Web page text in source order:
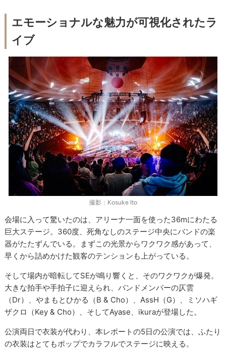
エモーショナルな魅力が可視化されたラ
イブ
撮影：Kosuke Ito
会場に入って驚いたのは、アリーナ一面を使った36mにわたる
巨大ステージ。360度、死角なしのステージ中央にバンドの楽
器がたたずんでいる。まずこの光景からワクワク感があって、
早くから詰めかけた観客のテンションも上がっている。
そして場内が暗転してSEが鳴り響くと、そのワクワクが爆発。
大きな拍手や手拍子に迎えられ、バンドメンバーの仄雲
（Dr）、やまもとひかる（B & Cho）、AssH（G）、ミソハギ
ザクロ（Key & Cho）、そしてAyase、ikuraが登場した。
公演両日で衣装が代わり、本レポートの5日の公演では、ふたり
の衣装はとてもポップでカラフルでステージに映える。